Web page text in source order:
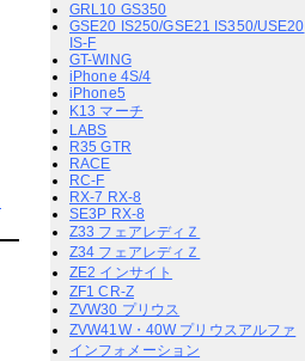
GRL10 GS350
GSE20 IS250/GSE21 IS350/USE20
IS-F
GT-WING
iPhone 4S/4
iPhone5
K13 マーチ
LABS
R35 GTR
RACE
RC-F
RX-7 RX-8
SE3P RX-8
Z33 フェアレディＺ
Z34 フェアレディＺ
ZE2 インサイト
ZF1 CR-Z
ZVW30 プリウス
ZVW41W・40W プリウスアルファ
インフォメーション